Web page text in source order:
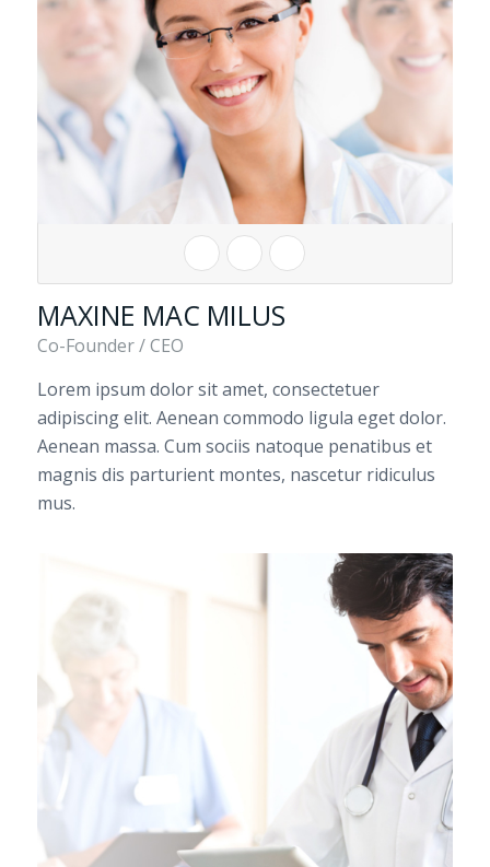
MAXINE MAC MILUS
Co-Founder / CEO
Lorem ipsum dolor sit amet, consectetuer
adipiscing elit. Aenean commodo ligula eget dolor.
Aenean massa. Cum sociis natoque penatibus et
magnis dis parturient montes, nascetur ridiculus
mus.